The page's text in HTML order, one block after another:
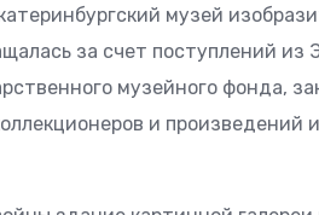
музей
за счет поступлений из
музейного фонда,
и произведений